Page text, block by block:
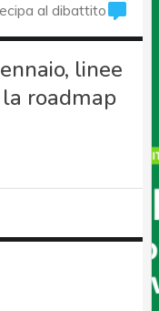
al dibattito
linee
roadmap